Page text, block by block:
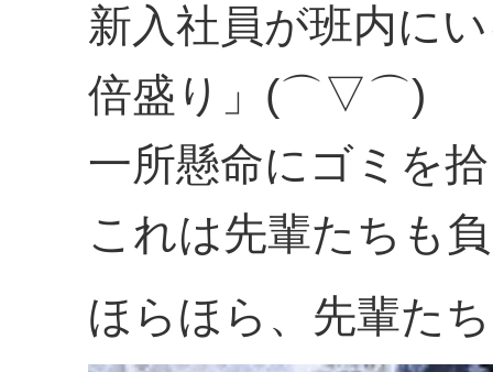
新入社員が班内に
倍盛り」(⌒▽⌒)
一所懸命にゴミを
これは先輩たちも
ほらほら、先輩た